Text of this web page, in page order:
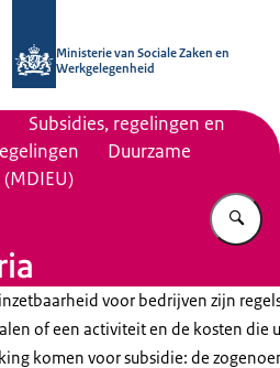
Ministerie van Sociale Zaken en
Werkgelegenheid
Subsidies, regelingen en
Duurzame
voor bedrijven zijn
of een activiteit en de kosten die u
komen voor subsidie: de